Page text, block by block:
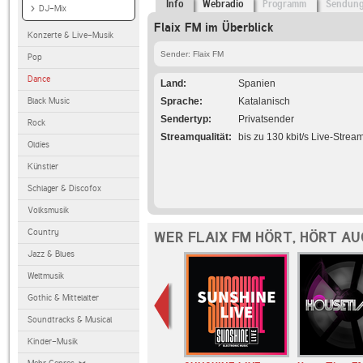
DJ-Mix
Konzerte & Live-Musik
Pop
Dance
Black Music
Rock
Oldies
Künstler
Schlager & Discofox
Volksmusik
Country
Jazz & Blues
Weltmusik
Gothic & Mittelalter
Soundtracks & Musical
Kinder-Musik
Info Webradio Programm
Flaix FM im Überblick
Sender: Flaix FM
Land
Spanien
Sprache
Katalanisch
Sendertyp
Privatsender
Streamqualität
bis zu 130 kbit/s Live-
WER FLAIX FM HÖRT, HÖRT